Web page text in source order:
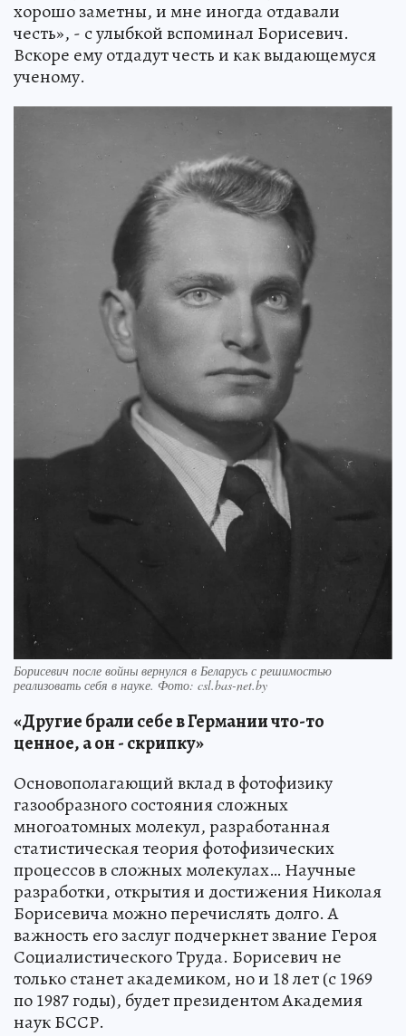
хорошо заметны, и мне иногда отдавали
честь», - с улыбкой вспоминал Борисевич.
Вскоре ему отдадут честь и как выдающемуся
ученому.
Борисевич после войны вернулся в Беларусь с решимостью
реализовать себя в науке. Фото: csl.bas-net.by
«Другие брали себе в Германии что-то
ценное, а он - скрипку»
Основополагающий вклад в фотофизику
газообразного состояния сложных
многоатомных молекул, разработанная
статистическая теория фотофизических
процессов в сложных молекулах… Научные
разработки, открытия и достижения Николая
Борисевича можно перечислять долго. А
важность его заслуг подчеркнет звание Героя
Социалистического Труда. Борисевич не
только станет академиком, но и 18 лет (с 1969
по 1987 годы), будет президентом Академия
наук БССР.